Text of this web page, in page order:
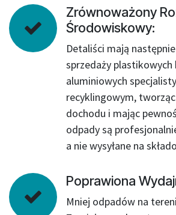
Zrównoważony
Środowiskowy:
Detaliści mają
sprzedaży plastikowych
aluminiowych
recyklingowym,
dochodu i mając
odpady są
a nie wysyłane na
Poprawiona
Mniej odpadów na